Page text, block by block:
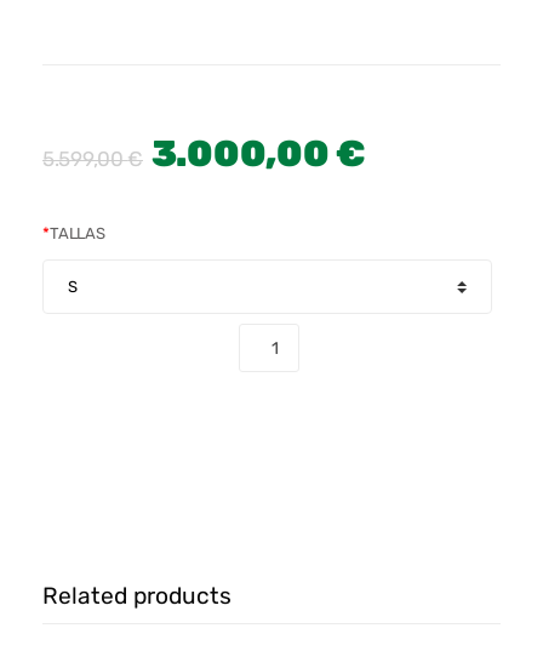
5.599,00€ 3.000,00€
*TALLAS
Related products